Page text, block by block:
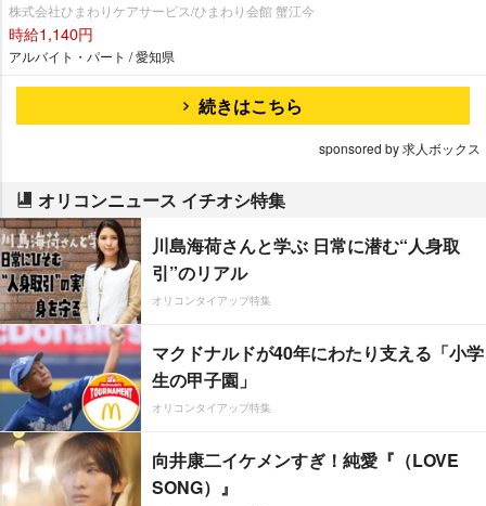
株式会社ひまわりケアサービス/ひまわり会館 蟹江今
時給1,140円
アルバイト・パート / 愛知県
続きはこちら
sponsored by 求人ボックス
オリコンニュース イチオシ特集
川島海荷さんと学ぶ 日常に潜む“人身取
引”のリアル
オリコンタイアップ特集
マクドナルドが40年にわたり支える「小学
生の甲子園」
オリコンタイアップ特集
向井康二イケメンすぎ！純愛『（LOVE
SONG）』